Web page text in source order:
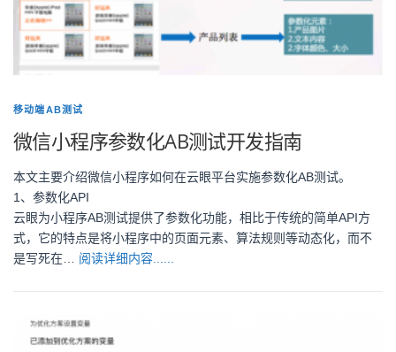
移动端AB测试
微信小程序参数化AB测试开发指南
本文主要介绍微信小程序如何在云眼平台实施参数化AB测试。
1、参数化API
云眼为小程序AB测试提供了参数化功能，相比于传统的简单API方
式，它的特点是将小程序中的页面元素、算法规则等动态化，而不
是写死在… 阅读详细内容......